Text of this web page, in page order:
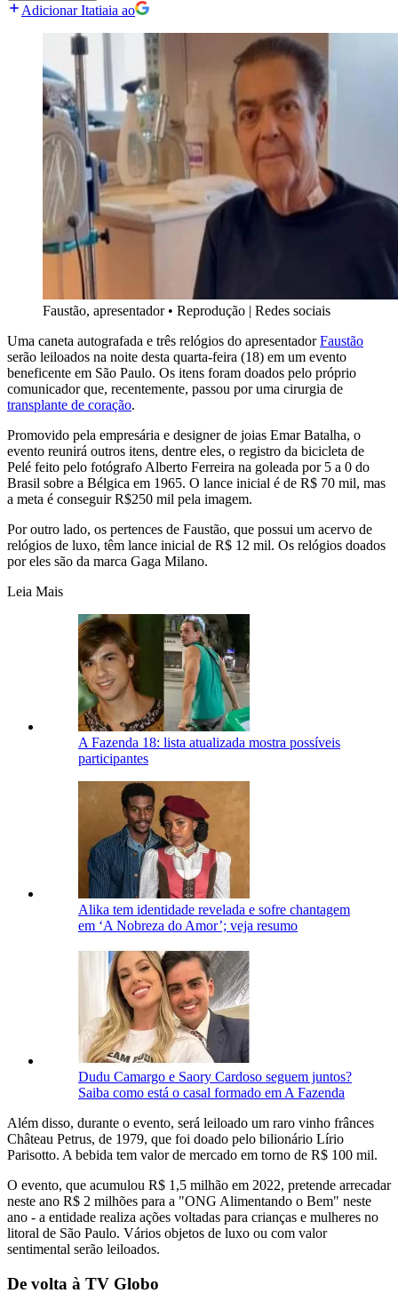
Adicionar Itatiaia ao
Faustão, apresentador• Reprodução | Redes sociais
Uma caneta autografada e três relógios do apresentadorFaustão
serão leiloados na noite desta quarta-feira (18) em um evento
beneficente em São Paulo. Os itens foram doados pelo próprio
comunicador que, recentemente, passou por uma cirurgia de
transplante de coração.
Promovido pela empresária e designer de joias Emar Batalha, o
evento reunirá outros itens, dentre eles, o registro da bicicleta de
Pelé feito pelo fotógrafo Alberto Ferreira na goleada por 5 a 0 do
Brasil sobre a Bélgica em 1965. O lance inicial é de R$ 70 mil, mas
a meta é conseguir R$250 mil pela imagem.
Por outro lado, os pertences de Faustão, que possui um acervo de
relógios de luxo, têm lance inicial de R$ 12 mil. Os relógios doados
por eles são da marca Gaga Milano.
Leia Mais
A Fazenda 18: lista atualizada mostra possíveis
participantes
Alika tem identidade revelada e sofre chantagem
em ‘A Nobreza do Amor’; veja resumo
Dudu Camargo e Saory Cardoso seguem juntos?
Saiba como está o casal formado em A Fazenda
Além disso, durante o evento, será leiloado um raro vinho frânces
Château Petrus, de 1979, que foi doado pelo bilionário Lírio
Parisotto. A bebida tem valor de mercado em torno de R$ 100 mil.
O evento, que acumulou R$ 1,5 milhão em 2022, pretende arrecadar
neste ano R$ 2 milhões para a "ONG Alimentando o Bem" neste
ano - a entidade realiza ações voltadas para crianças e mulheres no
litoral de São Paulo. Vários objetos de luxo ou com valor
sentimental serão leiloados.
De volta à TV Globo